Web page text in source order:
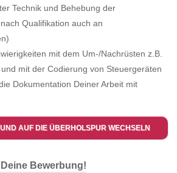
Technik und Behebung der
Qualifikation auch an
mit dem Um-/Nachrüsten z.B.
mit der Codierung von Steuergeräten
Dokumentation Deiner Arbeit mit
AUF DIE ÜBERHOLSPUR WECHSELN
Bewerbung!